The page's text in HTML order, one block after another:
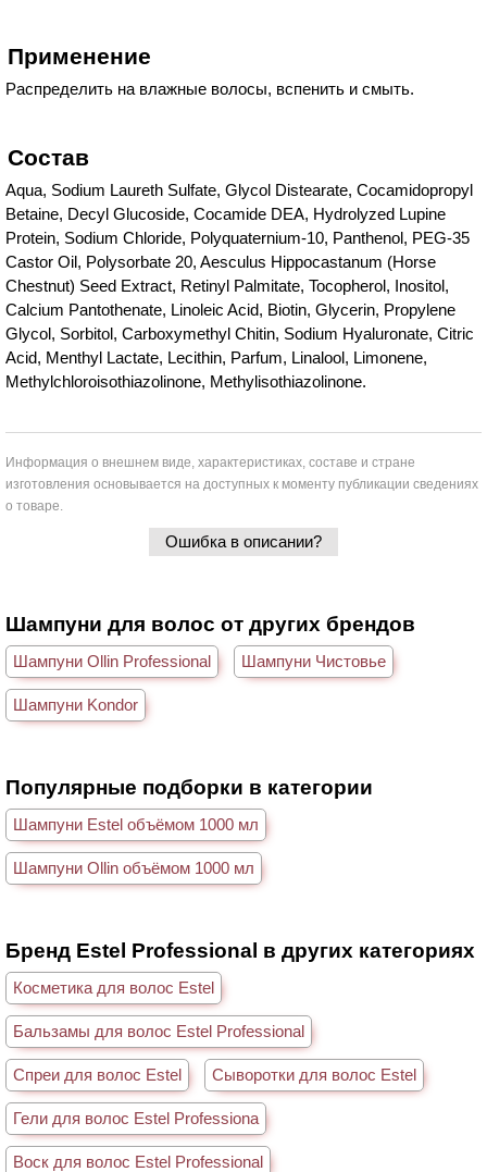
Применение
Распределить на влажные волосы, вспенить и смыть.
Состав
Aqua, Sodium Laureth Sulfate, Glycol Distearate, Cocamidopropyl
Betaine, Decyl Glucoside, Cocamide DEA, Hydrolyzed Lupine
Protein, Sodium Chloride, Polyquaternium-10, Panthenol, PEG-35
Castor Oil, Polysorbate 20, Aesculus Hippocastanum (Horse
Chestnut) Seed Extract, Retinyl Palmitate, Tocopherol, Inositol,
Calcium Pantothenate, Linoleic Acid, Biotin, Glycerin, Propylene
Glycol, Sorbitol, Carboxymethyl Chitin, Sodium Hyaluronate, Citric
Acid, Menthyl Lactate, Lecithin, Parfum, Linalool, Limonene,
Methylchloroisothiazolinone, Methylisothiazolinone.
Информация о внешнем виде, характеристиках, составе и стране
изготовления основывается на доступных к моменту публикации сведениях
о товаре.
Ошибка в описании?
Шампуни для волос от других брендов
Шампуни Ollin Professional Шампуни Чистовье
Шампуни Kondor
Популярные подборки в категории
Шампуни Estel объёмом 1000 мл
Шампуни Ollin объёмом 1000 мл
Бренд Estel Professional в других категориях
Косметика для волос Estel
Бальзамы для волос Estel Professional
Спреи для волос Estel Сыворотки для волос Estel
Гели для волос Estel Professiona
Воск для волос Estel Professional